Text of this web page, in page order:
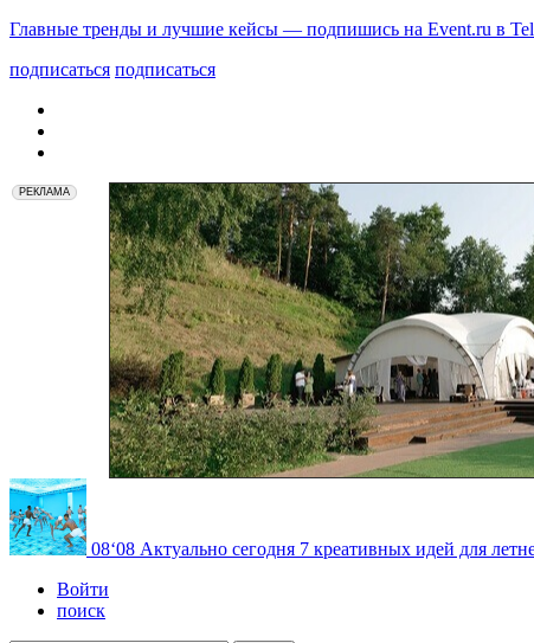
Главные тренды и лучшие кейсы — подпишись на Event.ru в
подписаться подписаться
РЕКЛАМА
08‘08 Актуально сегодня 7 креативных идей для
Войти
поиск